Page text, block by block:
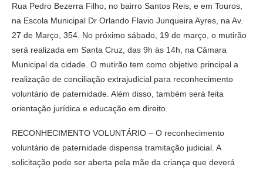
Rua Pedro Bezerra Filho, no bairro Santos Reis, e em Touros,
na Escola Municipal Dr Orlando Flavio Junqueira Ayres, na Av.
27 de Março, 354. No próximo sábado, 19 de março, o mutirão
será realizada em Santa Cruz, das 9h às 14h, na Câmara
Municipal da cidade. O mutirão tem como objetivo principal a
realização de conciliação extrajudicial para reconhecimento
voluntário de paternidade. Além disso, também será feita
orientação jurídica e educação em direito.
RECONHECIMENTO VOLUNTÁRIO – O reconhecimento
voluntário de paternidade dispensa tramitação judicial. A
solicitação pode ser aberta pela mãe da criança que deverá